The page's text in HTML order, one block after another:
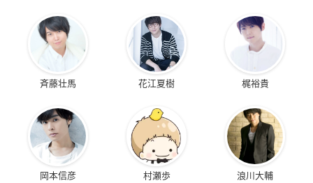
斉藤壮馬 花江夏樹 梶裕貴
岡本信彦 村瀬歩 浪川大輔